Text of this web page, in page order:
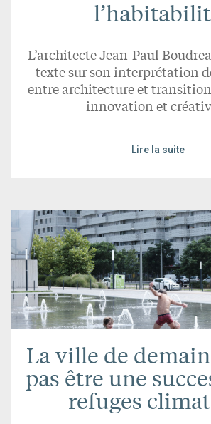
L’architecte Jean-Paul
texte sur son interprétation
entre architecture et
innovation et
Lire la suite
La ville de
pas être une
refuges